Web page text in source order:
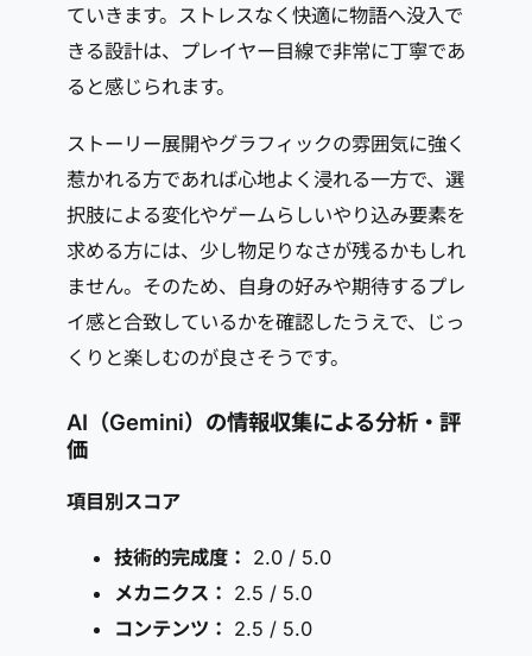
ていきます。ストレスなく快適に物語へ没入で
きる設計は、プレイヤー目線で非常に丁寧であ
ると感じられます。
ストーリー展開やグラフィックの雰囲気に強く
惹かれる方であれば心地よく浸れる一方で、選
択肢による変化やゲームらしいやり込み要素を
求める方には、少し物足りなさが残るかもしれ
ません。そのため、自身の好みや期待するプレ
イ感と合致しているかを確認したうえで、じっ
くりと楽しむのが良さそうです。
AI（Gemini）の情報収集による分析・評
価
項目別スコア
技術的完成度： 2.0 / 5.0
メカニクス： 2.5 / 5.0
コンテンツ： 2.5 / 5.0